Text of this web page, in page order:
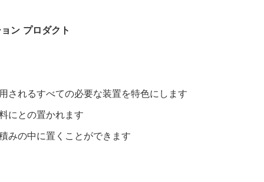
ン プロダクト
されるすべての必要な装置を特色にします
にとの置かれます
みの中に置くことができます